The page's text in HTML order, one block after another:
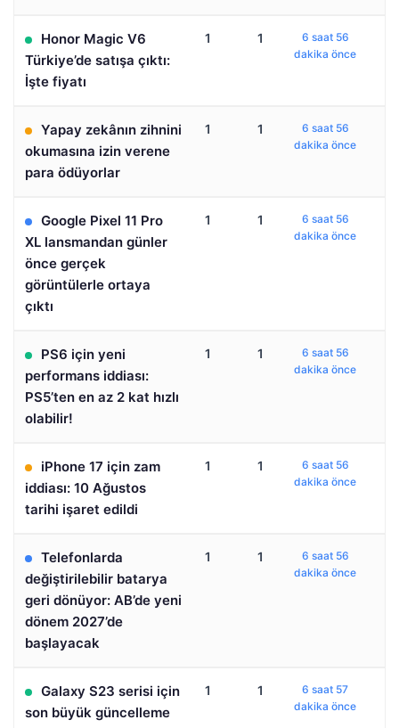
Honor Magic V6
Türkiye’de satışa çıktı:
İşte fiyatı
1 1
6 saat 56
dakika önce
Yapay zekânın zihnini
okumasına izin verene
para ödüyorlar
1 1
6 saat 56
dakika önce
Google Pixel 11 Pro
XL lansmandan günler
önce gerçek
görüntülerle ortaya
çıktı
1 1
6 saat 56
dakika önce
PS6 için yeni
performans iddiası:
PS5’ten en az 2 kat hızlı
olabilir!
1 1
6 saat 56
dakika önce
iPhone 17 için zam
iddiası: 10 Ağustos
tarihi işaret edildi
1 1
6 saat 56
dakika önce
Telefonlarda
değiştirilebilir batarya
geri dönüyor: AB’de yeni
dönem 2027’de
başlayacak
1 1
6 saat 56
dakika önce
Galaxy S23 serisi için
son büyük güncelleme
1 1
6 saat 57
dakika önce